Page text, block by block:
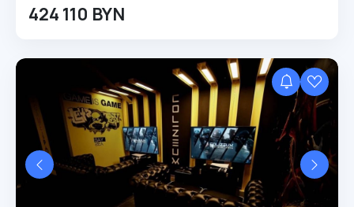
424 110 BYN